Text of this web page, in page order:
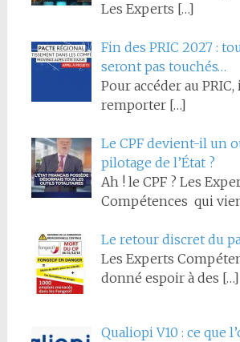
Les Experts […]
Fin des PRIC 2027 :
seront pas touchés…
Pour accéder au
remporter […]
Le CPF devient-il un
pilotage de l’État ?
Ah ! le CPF ? Les
Compétences qui
Le retour discret du
Les Experts
donné espoir à des […]
Qualiopi V10 : ce que